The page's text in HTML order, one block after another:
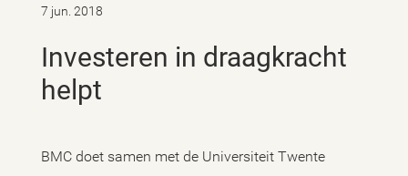
7 jun. 2018
Investeren in draagkracht
helpt
BMC doet samen met de Universiteit Twente